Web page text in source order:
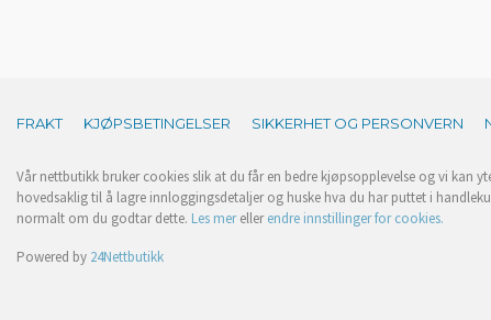
FRAKT KJØPSBETINGELSER SIKKERHET OG PERSONVERN
Vår nettbutikk bruker cookies slik at du får en bedre kjøpsopplevelse og vi kan
hovedsaklig til å lagre innloggingsdetaljer og huske hva du har puttet i
normalt om du godtar dette. Les merellerendre innstillinger for cookies.
Powered by 24Nettbutikk